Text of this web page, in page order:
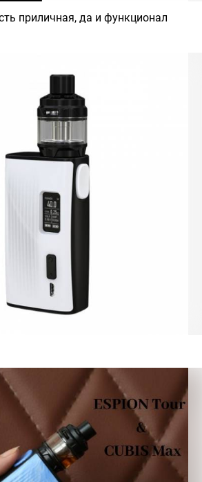
приличная, да и функционал